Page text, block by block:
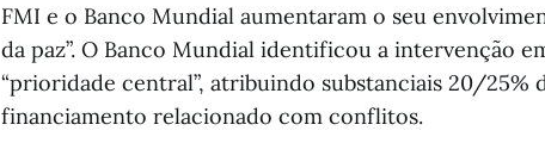
FMI e o Banco Mundial aumentaram o seu
da paz”. O Banco Mundial identificou a intervenção
“prioridade central”, atribuindo substanciais 20/25%
financiamento relacionado com conflitos.